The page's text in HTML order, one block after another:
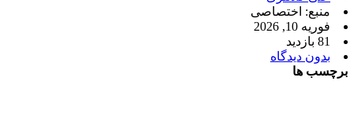
منبع: اختصاصی
فوریه 10, 2026
81 بازدید
بدون دیدگاه
برچسب ها